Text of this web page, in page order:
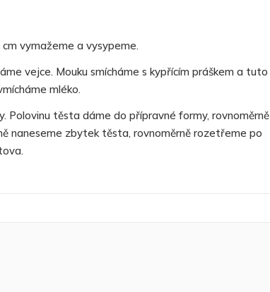
vymažeme a vysypeme.
vejce. Mouku smícháme s kypřícím práškem a tuto
mléko.
Polovinu těsta dáme do přípravné formy, rovnoměrně
naneseme zbytek těsta, rovnoměrně rozetřeme po